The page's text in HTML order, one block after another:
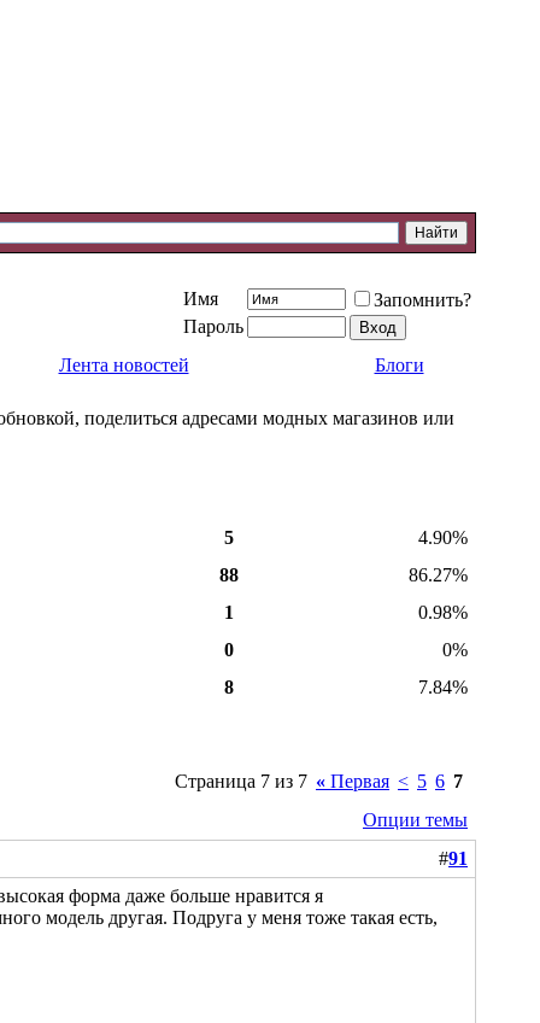
Имя
Запомнить?
Пароль
Лента новостей
Блоги
поделиться адресами модных магазинов или
5
4.90%
88
86.27%
1
0.98%
0
0%
8
7.84%
Страница 7 из 7 « Первая < 5 6 7
Опции темы
#91
форма даже больше нравится я
модель другая. Подруга у меня тоже такая есть,